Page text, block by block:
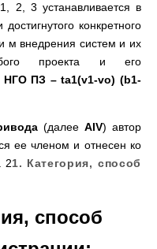
1, 2, 3 устанавливается в
конкретного
м внедрения систем и их
проекта и его
НГО ПЗ – ta1(v1-vo) (b1-
(далее AIV) автор
ее членом и отнесен ко
21. Категория, способ
, способ